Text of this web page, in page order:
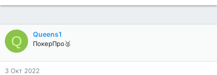
Q Queens1
ПокерПро🥈
3 Окт 2022